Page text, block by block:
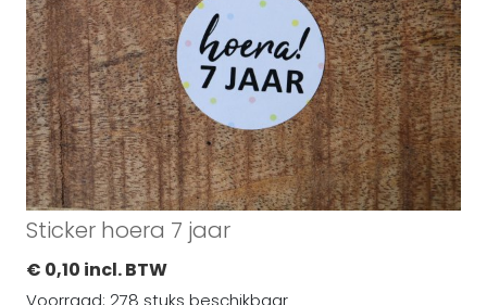
Sticker hoera 7 jaar
€ 0,10 incl. BTW